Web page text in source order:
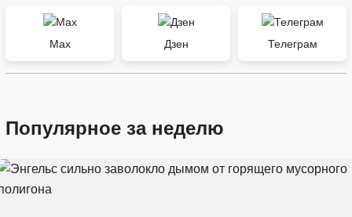
Max Дзен Телеграм
Популярное за неделю